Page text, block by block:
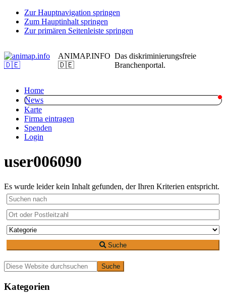
Zur Hauptnavigation springen
Zum Hauptinhalt springen
Zur primären Seitenleiste springen
ANIMAP.INFO
🇩🇪
Das diskriminierungsfreie
Branchenportal.
Home
News
Karte
Firma eintragen
Spenden
Login
user006090
Es wurde leider kein Inhalt gefunden, der Ihren Kriterien entspricht.
Suche
Primäre
Seitenleiste
Diese
Website
durchsuchen
Kategorien